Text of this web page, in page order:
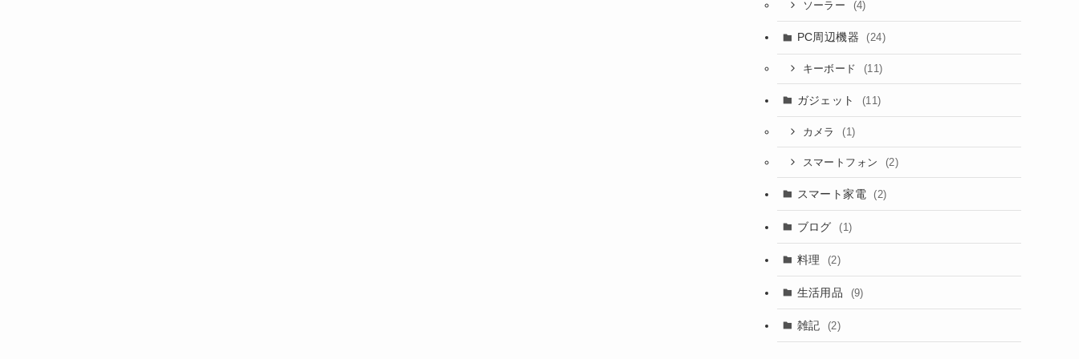
ソーラー (4)
PC周辺機器 (24)
キーボード (11)
ガジェット (11)
カメラ (1)
スマートフォン (2)
スマート家電 (2)
ブログ (1)
料理 (2)
生活用品 (9)
雑記 (2)